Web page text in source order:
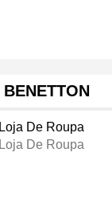
BENETTON
Loja De Roupa
Loja De Roupa